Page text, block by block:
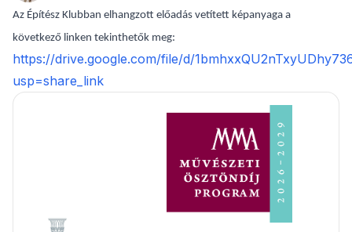
Az Építész Klubban elhangzott előadás vetített képanyaga a
következő linken tekinthetők meg:
https://drive.google.com/file/d/
usp=share_link